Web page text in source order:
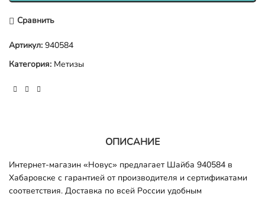
Сравнить
Артикул: 940584
Категория: Метизы
ОПИСАНИЕ
Интернет-магазин «Новус» предлагает Шайба 940584 в
Хабаровске с гарантией от производителя и сертификатами
соответствия. Доставка по всей России удобным